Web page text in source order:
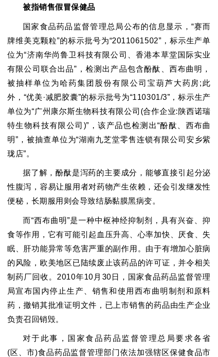
被指销售假冒保健品
国家食品药品监督管理总局公布的信息显示 ， “赛而
牌维美克颗粒”的标示批号为“2011061502” ， 标示生产单
位为“济南华尚鲁卫科技有限公司、香港本草堂国际实业
有限公司联合出品” ， 检测出产品包含酚酞、西布曲明 ，
被抽样单位为哈药集团股份有限公司宝葫芦大药房; 此
外 ， “优美·减肥胶囊”的标示批号为“110301/3” ，标示生产
单位为“广州康尔斯生物科技有限公司 (合作企业: 陕西诺瑞
特生物科技有限公司 )” ，该产品也检测出“酚酞、西布曲
明” ， 被抽查单位为“湖南九芝堂零售连锁有限公司安乡紫
珑店”。
据了解 ，酚酞是泻药的主要成分 ， 能够直接引起分泌
性腹泻 ， 容易让服用者对药物产生依赖 ，还会引发继发性
便秘 ， 长期服用则会导致结肠黏膜黑病变。
而“西布曲明”是一种中枢神经抑制剂 ，具有兴奋、抑
食等作用
， 它有可能引起血压升高、心率加快、厌食、失
眠、肝功能异常等危害严重的副作用。由于有增加心脏病
的风险 ， 欧美地区已陆续废止该药品的许可证 ，并令相关
制药厂回收。 2010年10 月 30 日 ， 国家食品药品监督管理
局宣布国内停止生产、销售和使用西布曲明制剂和原料
药 ，撤销其批准证明文件 ， 已上市销售的药品由生产企业
负责召回销毁。
对于此事 ， 国家食品药品监督管理总局要求各省
(区、市)食品药品监督管理部门依法加强辖区保健食品市